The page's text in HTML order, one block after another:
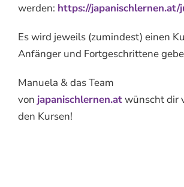
werden: https://japanischlernen.at/
Es wird jeweils (zumindest) einen
Anfänger und Fortgeschrittene
Manuela & das Team
von japanischlernen.atwünscht dir
den Kursen!